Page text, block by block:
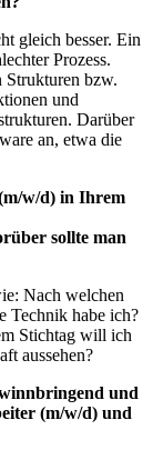
gleich besser. Ein
Prozess.
Strukturen bzw.
und
Darüber
an, etwa die
w/d) in Ihrem
sollte man
Nach welchen
Technik habe ich?
Stichtag will ich
aussehen?
und
(m/w/d) und